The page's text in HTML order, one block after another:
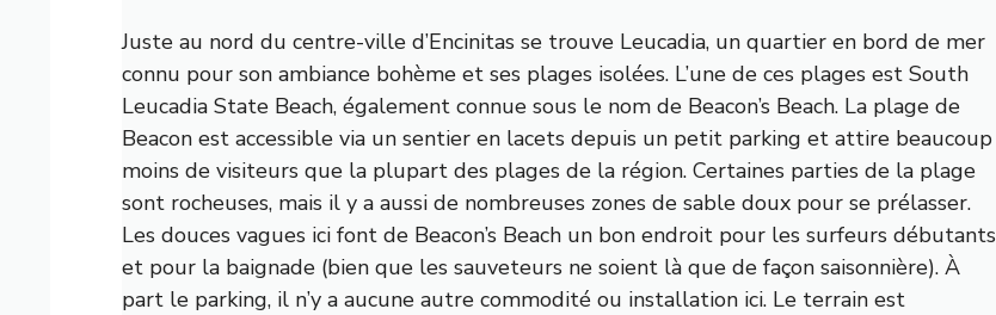
Juste au nord du centre-ville d’Encinitas se trouve Leucadia, un quartier en bord de mer
connu pour son ambiance bohème et ses plages isolées. L’une de ces plages est South
Leucadia State Beach, également connue sous le nom de Beacon’s Beach. La plage de
Beacon est accessible via un sentier en lacets depuis un petit parking et attire beaucoup
moins de visiteurs que la plupart des plages de la région. Certaines parties de la plage
sont rocheuses, mais il y a aussi de nombreuses zones de sable doux pour se prélasser.
Les douces vagues ici font de Beacon’s Beach un bon endroit pour les surfeurs débutants
et pour la baignade (bien que les sauveteurs ne soient là que de façon saisonnière). À
part le parking, il n’y a aucune autre commodité ou installation ici. Le terrain est